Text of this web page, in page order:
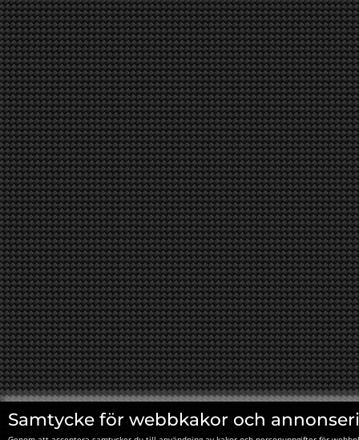
Samtycke för webbkakor och